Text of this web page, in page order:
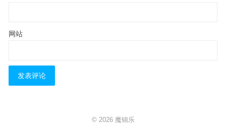
网站
© 2026 魔锦乐